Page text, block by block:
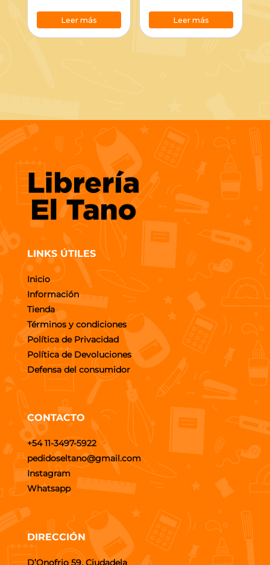
Leer más Leer más
LINKS ÚTILES
Inicio
Información
Tienda
Términos y condiciones
Política de Privacidad
Política de Devoluciones
Defensa del consumidor
CONTACTO
+54 11-3497-5922
pedidoseltano@gmail.com
Instagram
Whatsapp
DIRECCIÓN
D’Onofrio 59, Ciudadela